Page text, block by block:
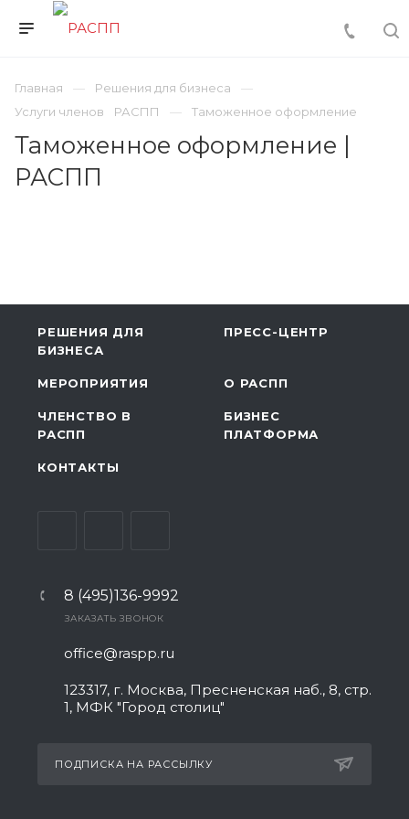
Главная
Решения для бизнеса
Услуги членов РАСПП
Таможенное оформление
Таможенное оформление |
РАСПП
РЕШЕНИЯ ДЛЯ
БИЗНЕСА
ПРЕСС-ЦЕНТР
МЕРОПРИЯТИЯ О РАСПП
ЧЛЕНСТВО В
РАСПП
БИЗНЕС
ПЛАТФОРМА
КОНТАКТЫ
8 (495)136-9992
ЗАКАЗАТЬ ЗВОНОК
office@raspp.ru
123317, г. Москва, Пресненская наб., 8, стр.
1, МФК "Город столиц"
ПОДПИСКА НА РАССЫЛКУ